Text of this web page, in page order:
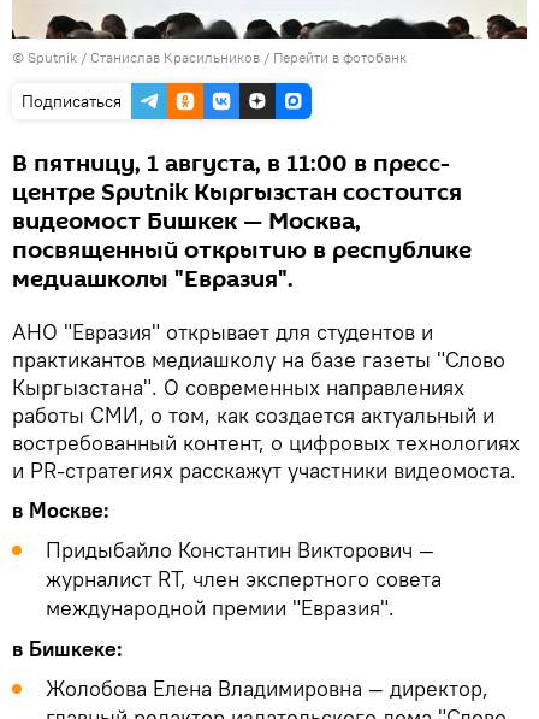
© Sputnik / Станислав Красильников / Перейти в фотобанк
Подписаться
В пятницу, 1 августа, в 11:00 в пресс-
центре Sputnik Кыргызстан состоится
видеомост Бишкек — Москва,
посвященный открытию в республике
медиашколы "Евразия".
АНО "Евразия" открывает для студентов и
практикантов медиашколу на базе газеты "Слово
Кыргызстана". О современных направлениях
работы СМИ, о том, как создается актуальный и
востребованный контент, о цифровых технологиях
и PR-стратегиях расскажут участники видеомоста.
в Москве:
Придыбайло Константин Викторович —
журналист RT, член экспертного совета
международной премии "Евразия".
в Бишкеке:
Жолобова Елена Владимировна — директор,